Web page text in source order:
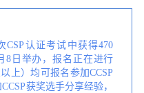
CSP认证考试中获得470
8日举办，报名正在进行
上）均可报名参加CCSP
获奖选手分享经验，